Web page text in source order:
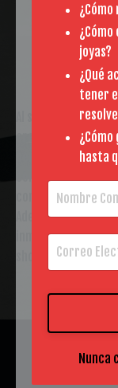
Nunca
Al suscribirte a mi
creciente
personal.
compartiendo
consejos prácticos
Además,
inmenso valor
shopper e imagen
joyas?
¿Qué
tener
hasta
Nunca